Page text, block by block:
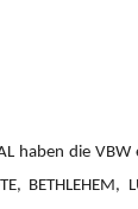
haben die VBW